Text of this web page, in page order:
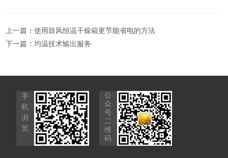
上一篇：使用鼓风恒温干燥箱更节能省电的方法
下一篇：均温技术输出服务
手
机
浏
览
公
众
号
二
维
码